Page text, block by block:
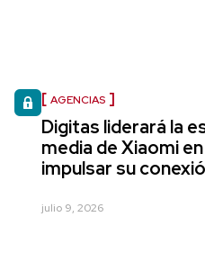
AGENCIAS
Digitas liderará la
media de Xiaomi
impulsar su
julio 9, 2026